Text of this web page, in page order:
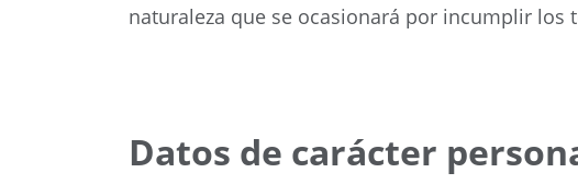
naturaleza que se ocasionará por incumplir
Datos de carácter